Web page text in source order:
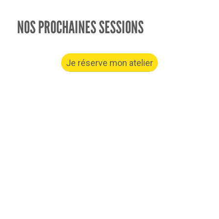
NOS PROCHAINES SESSIONS
Je réserve mon atelier